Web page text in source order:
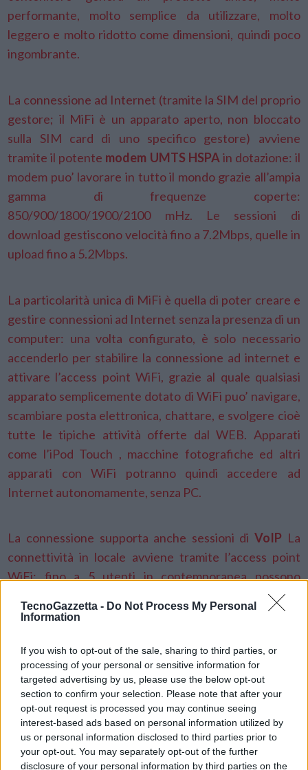
TecnoGazzetta - Do Not Process My Personal
Information
If you wish to opt-out of the sale, sharing to third parties, or
processing of your personal or sensitive information for
targeted advertising by us, please use the below opt-out
section to confirm your selection. Please note that after your
opt-out request is processed you may continue seeing
interest-based ads based on personal information utilized by
us or personal information disclosed to third parties prior to
your opt-out. You may separately opt-out of the further
disclosure of your personal information by third parties on the
performante, molto semplice da utilizzare, molto
leggero e molto ridotto come dimensioni, quindi poco
ingombrante.
La connessione ad Internet (tramite la SIM del proprio
gestore; il MiFi è un apparato aperto, non bloccato
sulla SIM card di uno specifico gestore) avviene
tramite il potente modem UMTS HSPA in dotazione: il
modem puo’ lavorare in tutto il mondo grazie all’ampia
gamma di frequenze coperte:
850/900/1800/1900/2100 mHz. Le sessioni di
download gestiscono velocità fino a 7.2Mbps, quelle in
upload fino a 5.2Mbps.
La particolarità unica di MiFi è quella di poter creare e
gestire connessioni ad Internet senza la presenza di un
computer: una volta configurato, è solo necessario
accenderlo per stabilire la connessione ad internet e
attivare l’access point WiFi, grazie al quale qualsiasi
apparato semplicemente dotato di WiFi puo’ navigare,
scambiare posta elettronica, chattare, e svolgere cioè
tutte le tipiche attività offerte dal WEB. Apparati
come l’iPod Touch , macchine fotografiche ed altri
apparati con WiFi potranno quindi accedere ad
Internet autonomamente, senza PC.
La connessione supporta anche sessioni diVoIP La
connettività in locale avviene tramite l’access point
WiFi: fino a 5 utenti in contemporanea possono
collegarsi al router che gestisce la connessione
Internet tramite ilmodem HSPA. L’attività del MiFi è
100/240vAC, o da una batteria agli Ioni di Litio, che
assicura una operatività fino a 4-5 ore in completa
autonomia. In caso di esaurimento della batteria, ed in
assenza di una fonte di alimentazione elettrica, la
funzionalità del MiFi viene comunque garantita dal suo
collegamento ad un computer tramite cavetto USB.